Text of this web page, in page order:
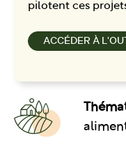
pilotent ces
ACCÉDER À